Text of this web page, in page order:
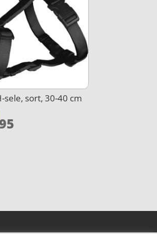
sele, sort, 30-40 cm